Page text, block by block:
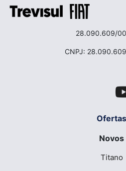
28.090.609/
CNPJ:
Ofertas
Novos
Titano